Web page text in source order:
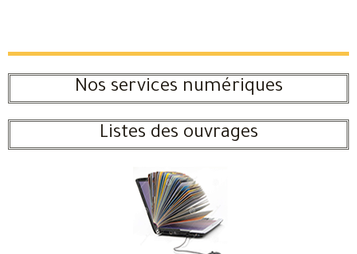
Nos services numériques
Listes des ouvrages